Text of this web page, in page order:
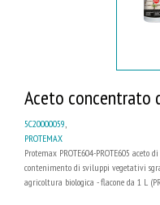
Aceto concentrato
5C20000059,
PROTEMAX
Protemax PROTE604-PROTE605
contenimento di sviluppi vegetativi
agricoltura biologica - flacone da 1 L